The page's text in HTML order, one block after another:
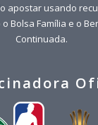
apostar usando
Bolsa Família e o
Continuada.